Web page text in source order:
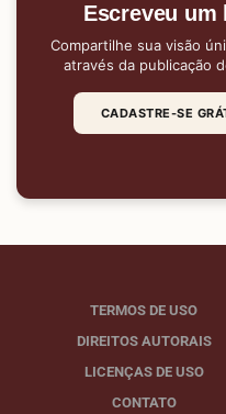
Escreveu um
Compartilhe sua visão
através da publicação
CADASTRE-SE
TERMOS DE USO
DIREITOS AUTORAIS
LICENÇAS DE USO
CONTATO